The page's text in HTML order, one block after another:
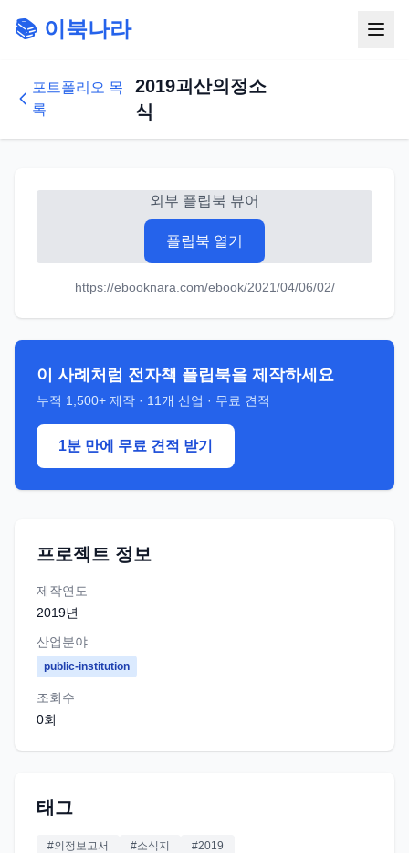
📚 이북나라
포트폴리오 목
록
2019괴산의정소
식
외부 플립북 뷰어
플립북 열기
https://ebooknara.com/ebook/2021/04/06/02/
이 사례처럼 전자책 플립북을 제작하세요
누적 1,500+ 제작 · 11 개 산업 · 무료 견적
1분 만에 무료 견적 받기
프로젝트 정보
제작연도
2019년
산업분야
public-institution
조회수
0회
태그
#의정보고서 #소식지 #2019